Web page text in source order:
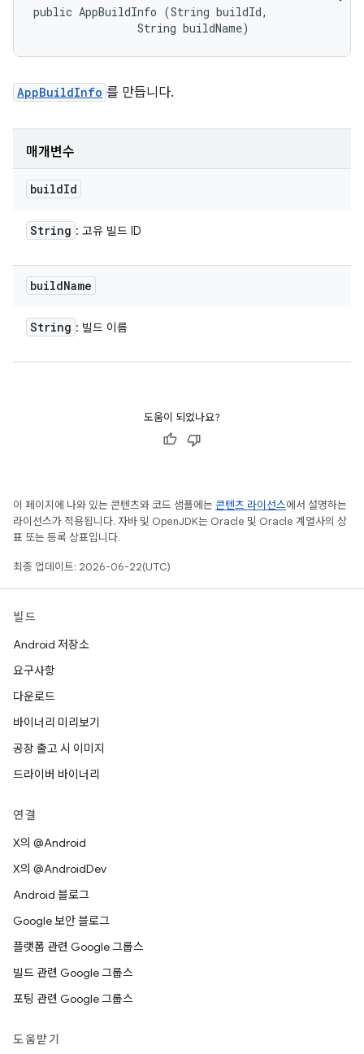
public AppBuildInfo (String buildId,
                String buildName)
AppBuildInfo 를 만듭니다.
매개변수
buildId
String : 고유 빌드 ID
buildName
String : 빌드 이름
도움이 되었나요?
이 페이지에 나와 있는 콘텐츠와 코드 샘플에는 콘텐츠 라이선스에서 설명하는
라이선스가 적용됩니다. 자바 및 OpenJDK는 Oracle 및 Oracle 계열사의 상
표 또는 등록 상표입니다.
최종 업데이트: 2026-06-22(UTC)
빌드
Android 저장소
요구사항
다운로드
바이너리 미리보기
공장 출고 시 이미지
드라이버 바이너리
연결
X의 @Android
X의 @AndroidDev
Android 블로그
Google 보안 블로그
플랫폼 관련 Google 그룹스
빌드 관련 Google 그룹스
포팅 관련 Google 그룹스
도움받기